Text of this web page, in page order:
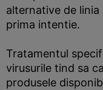
alternative de
prima intentie.
Tratamentul
virusurile tind sa
produsele